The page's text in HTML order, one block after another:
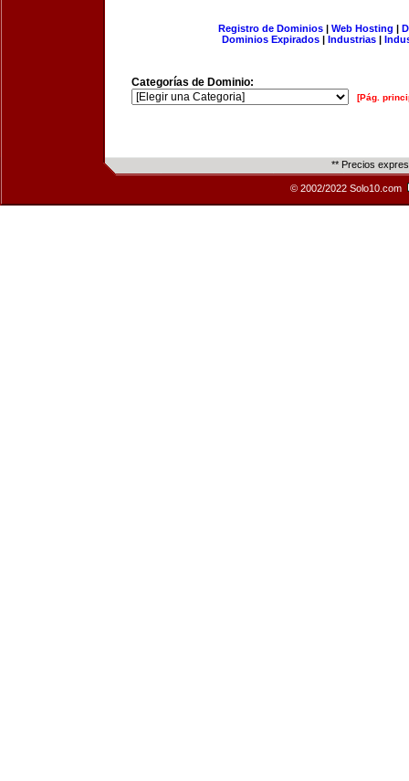
Registro de Dominios| Web Hosting |
Dominios Expirados | Industrias |
Categorías de Dominio:
[Pág.
** Precios
© 2002/2022 Solo10.com